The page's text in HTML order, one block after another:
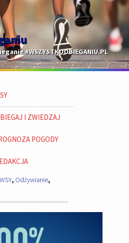
#WSZYSTKOOBIEGANIU.PL
BIEGAJ I ZWIEDZAJ
POGODY
, Odżywianie,